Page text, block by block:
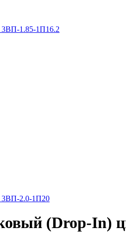
3ВП-1.85-1П16.2
3ВП-2.0-1П20
(Drop-In)